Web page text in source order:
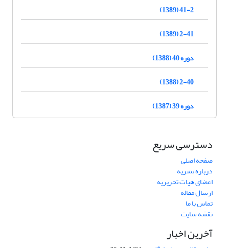
41-2 (1389)
2-41 (1389)
دوره 40 (1388)
2-40 (1388)
دوره 39 (1387)
دسترسی سریع
صفحه اصلی
درباره نشریه
اعضای هیات تحریریه
ارسال مقاله
تماس با ما
نقشه سایت
آخرین اخبار